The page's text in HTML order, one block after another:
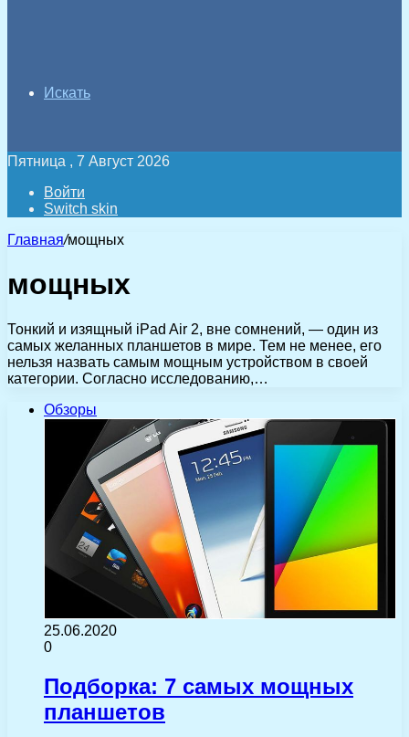
Искать
Пятница , 7 Август 2026
Войти
Switch skin
Главная/мощных
мощных
Тонкий и изящный iPad Air 2, вне сомнений, — один из
самых желанных планшетов в мире. Тем не менее, его
нельзя назвать самым мощным устройством в своей
категории. Согласно исследованию,…
Обзоры
25.06.2020
0
Подборка: 7 самых мощных
планшетов